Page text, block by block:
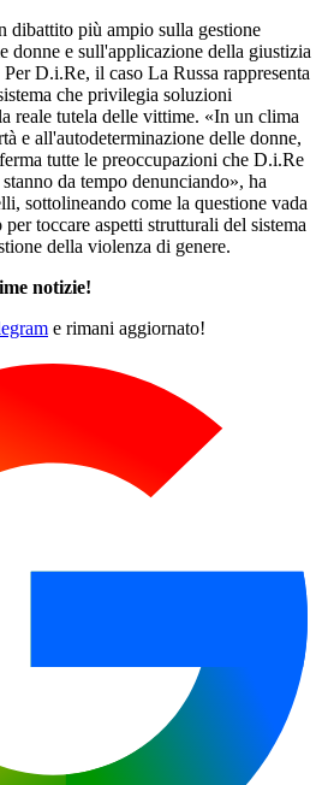
dibattito più ampio sulla gestione
donne e sull'applicazione della giustizia
D.i.Re, il caso La Russa rappresenta
che privilegia soluzioni
reale tutela delle vittime. «In un clima
e all'autodeterminazione delle donne,
tutte le preoccupazioni che D.i.Re
da tempo denunciando», ha
sottolineando come la questione vada
toccare aspetti strutturali del sistema
della violenza di genere.
notizie!
e rimani aggiornato!